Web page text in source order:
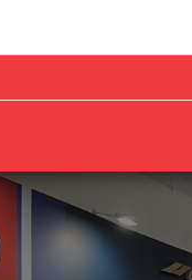
ty có trụ sở tại Hoa
thập kỷ hoạt động,
những sản phẩm có
đồng yêu thích công